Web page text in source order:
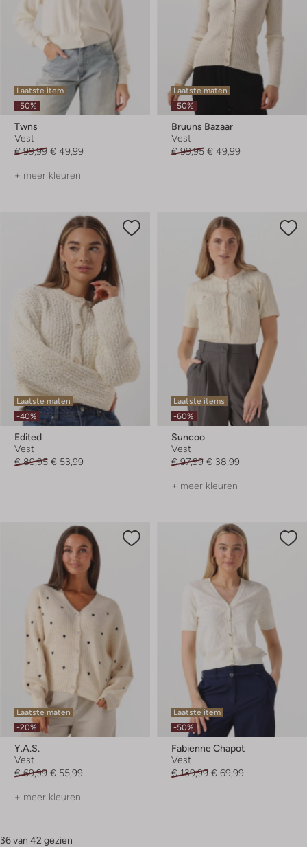
Laatste item
-50%
Twns
Vest
€ 99,99 € 49,99
+ meer kleuren
Laatste maten
-50%
Bruuns Bazaar
Vest
€ 99,95 € 49,99
Laatste maten
-40%
Edited
Vest
€ 89,95 € 53,99
Laatste items
-60%
Suncoo
Vest
€ 97,99 € 38,99
+ meer kleuren
Laatste maten
-20%
Y.a.s.
Vest
€ 69,99 € 55,99
+ meer kleuren
Laatste item
-50%
Fabienne Chapot
Vest
€ 139,99 € 69,99
36 van 42 gezien